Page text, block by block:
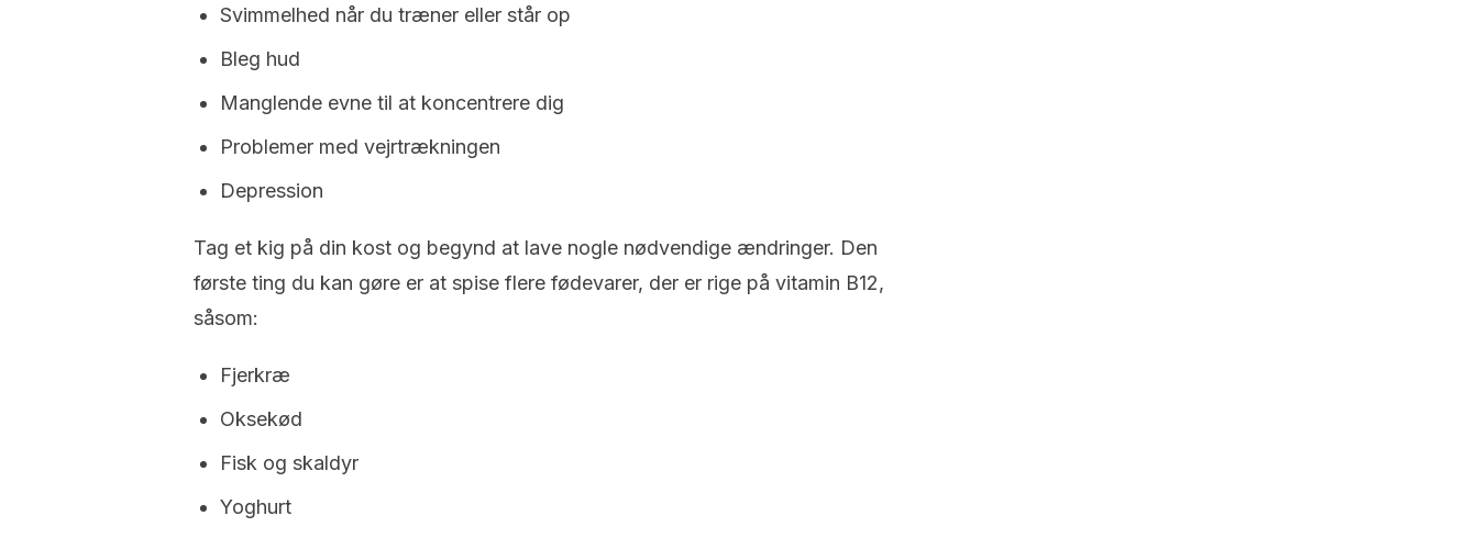
Svimmelhed når du træner eller står op
Bleg hud
Manglende evne til at koncentrere dig
Problemer med vejrtrækningen
Depression
Tag et kig på din kost og begynd at lave nogle nødvendige ændringer. Den
første ting du kan gøre er at spise flere fødevarer, der er rige på vitamin B12,
såsom:
Fjerkræ
Oksekød
Fisk og skaldyr
Yoghurt